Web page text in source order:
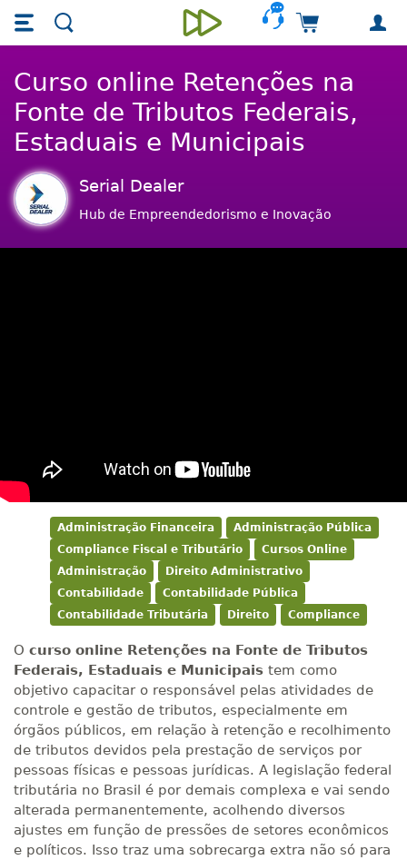
Skip main navigation
Skip to main content
Unieducar
Carrinho de
Curso online Retenções na
Fonte de Tributos Federais,
Estaduais e Municipais
Serial Dealer
Hub de Empreendedorismo e Inovação
Administração Financeira
Administração Pública
Compliance Fiscal e Tributário
Cursos Online
Administração
Direito Administrativo
Contabilidade
Contabilidade Pública
Contabilidade Tributária
Direito Compliance
O curso online Retenções na Fonte de Tributos
Federais, Estaduais e Municipais tem como
objetivo capacitar o responsável pelas atividades de
controle e gestão de tributos, especialmente em
órgãos públicos, em relação à retenção e recolhimento
de tributos devidos pela prestação de serviços por
pessoas físicas e pessoas jurídicas. A legislação federal
tributária no Brasil é por demais complexa e vai sendo
alterada permanentemente, acolhendo diversos
ajustes em função de pressões de setores econômicos
e políticos. Isso traz uma sobrecarga extra não só para